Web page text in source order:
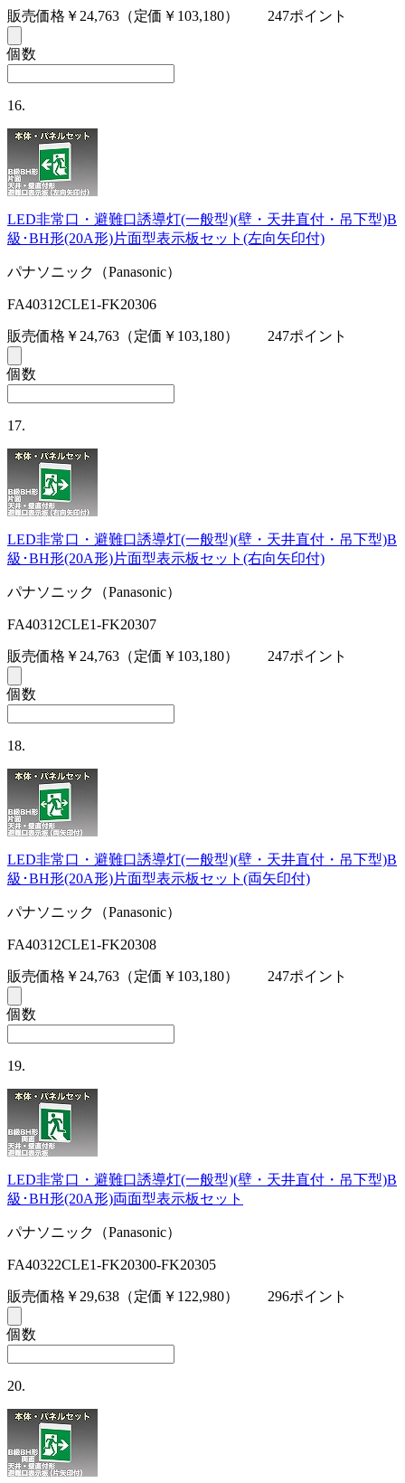
販売価格￥24,763 （定価￥103,180） 247ポイント
個数
16.
LED非常口・避難口誘導灯(一般型)(壁・天井直付・吊下型)B
級･BH形(20A形)片面型表示板セット(左向矢印付)
パナソニック（Panasonic）
FA40312CLE1-FK20306
販売価格￥24,763 （定価￥103,180） 247ポイント
個数
17.
LED非常口・避難口誘導灯(一般型)(壁・天井直付・吊下型)B
級･BH形(20A形)片面型表示板セット(右向矢印付)
パナソニック（Panasonic）
FA40312CLE1-FK20307
販売価格￥24,763 （定価￥103,180） 247ポイント
個数
18.
LED非常口・避難口誘導灯(一般型)(壁・天井直付・吊下型)B
級･BH形(20A形)片面型表示板セット(両矢印付)
パナソニック（Panasonic）
FA40312CLE1-FK20308
販売価格￥24,763 （定価￥103,180） 247ポイント
個数
19.
LED非常口・避難口誘導灯(一般型)(壁・天井直付・吊下型)B
級･BH形(20A形)両面型表示板セット
パナソニック（Panasonic）
FA40322CLE1-FK20300-FK20305
販売価格￥29,638 （定価￥122,980） 296ポイント
個数
20.